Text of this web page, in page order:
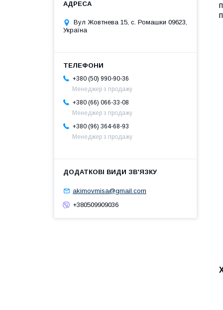
Вул Жовтнева 15, с. Ромашки 09623,
Україна
+380 (50) 990-90-36
Менеджер з продажу
+380 (66) 066-33-08
Менеджер з продажу
+380 (96) 364-68-93
Менеджер з продажу
akimovmisa@gmail.com
+380509909036